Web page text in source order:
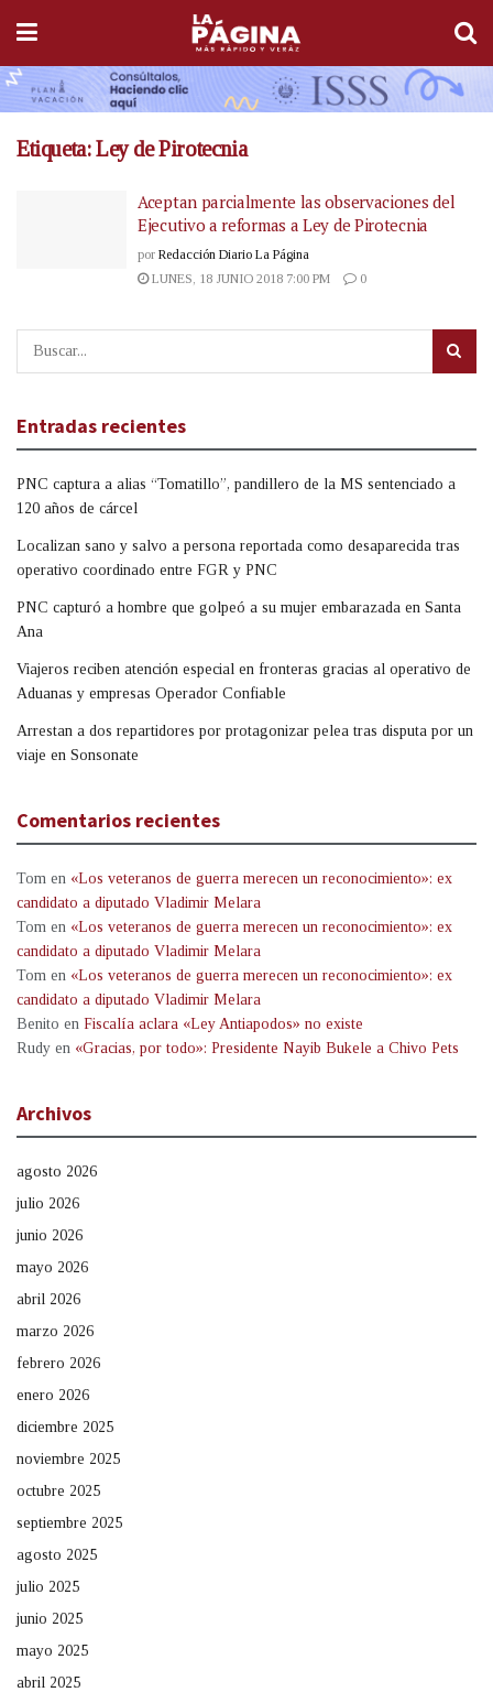
Etiqueta:Ley de Pirotecnia
Aceptan parcialmente las observaciones del
Ejecutivo a reformas a Ley de Pirotecnia
por Redacción Diario La Página
LUNES, 18 JUNIO 2018 7:00 PM
0
Entradas recientes
PNC captura a alias “Tomatillo”, pandillero de la MS sentenciado a
120 años de cárcel
Localizan sano y salvo a persona reportada como desaparecida tras
operativo coordinado entre FGR y PNC
PNC capturó a hombre que golpeó a su mujer embarazada en Santa
Ana
Viajeros reciben atención especial en fronteras gracias al operativo de
Aduanas y empresas Operador Confiable
Arrestan a dos repartidores por protagonizar pelea tras disputa por un
viaje en Sonsonate
Comentarios recientes
Tom en «Los veteranos de guerra merecen un reconocimiento»: ex
candidato a diputado Vladimir Melara
Tom en «Los veteranos de guerra merecen un reconocimiento»: ex
candidato a diputado Vladimir Melara
Tom en «Los veteranos de guerra merecen un reconocimiento»: ex
candidato a diputado Vladimir Melara
Benito en Fiscalía aclara «Ley Antiapodos» no existe
Rudy en «Gracias, por todo»: Presidente Nayib Bukele a Chivo Pets
Archivos
agosto 2026
julio 2026
junio 2026
mayo 2026
abril 2026
marzo 2026
febrero 2026
enero 2026
diciembre 2025
noviembre 2025
octubre 2025
septiembre 2025
agosto 2025
julio 2025
junio 2025
mayo 2025
abril 2025